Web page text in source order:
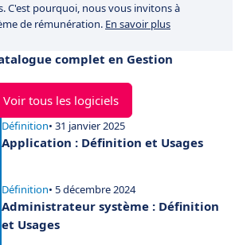
C'est pourquoi, nous vous invitons à
de rémunération. En savoir plus
complet en Gestion
Voir tous les logiciels
Définition• 31 janvier 2025
Application : Définition et Usages
Définition• 5 décembre 2024
Administrateur système : Définition
et Usages